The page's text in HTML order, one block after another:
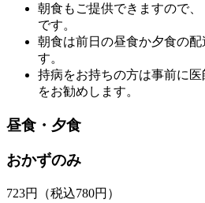
朝食もご提供できますので
です。
朝食は前日の昼食か夕食の
す。
持病をお持ちの方は事前に
をお勧めします。
昼食・夕食
おかずのみ
723円 （税込780円）